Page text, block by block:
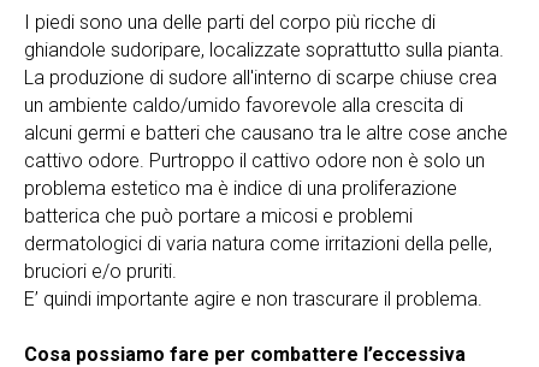
I piedi sono una delle parti del corpo più ricche di
ghiandole sudoripare, localizzate soprattutto sulla pianta.
La produzione di sudore all'interno di scarpe chiuse crea
un ambiente caldo/umido favorevole alla crescita di
alcuni germi e batteri che causano tra le altre cose anche
cattivo odore. Purtroppo il cattivo odore non è solo un
problema estetico ma è indice di una proliferazione
batterica che può portare a micosi e problemi
dermatologici di varia natura come irritazioni della pelle,
bruciori e/o pruriti.
E’ quindi importante agire e non trascurare il problema.
Cosa possiamo fare per combattere l’eccessiva